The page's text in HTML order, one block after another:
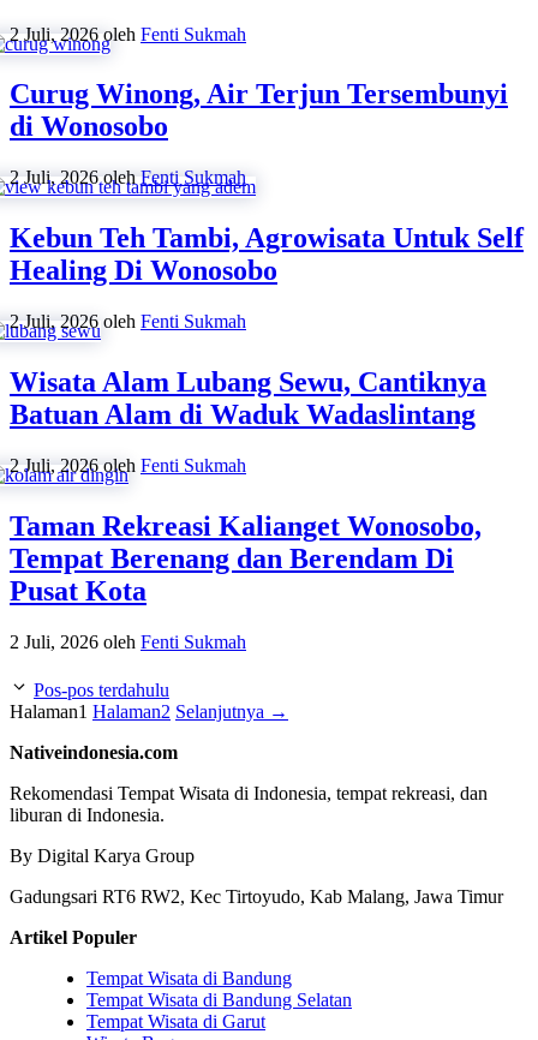
2 Juli, 2026 oleh Fenti Sukmah
Curug Winong, Air Terjun Tersembunyi
di Wonosobo
2 Juli, 2026 olehFenti Sukmah
Kebun Teh Tambi, Agrowisata Untuk Self
Healing Di Wonosobo
2 Juli, 2026 oleh Fenti Sukmah
Wisata Alam Lubang Sewu, Cantiknya
Batuan Alam di Waduk Wadaslintang
2 Juli, 2026 oleh Fenti Sukmah
Taman Rekreasi Kalianget Wonosobo,
Tempat Berenang dan Berendam Di
Pusat Kota
2 Juli, 2026 oleh Fenti Sukmah
Pos-pos terdahulu
Halaman1 Halaman2 Selanjutnya →
Nativeindonesia.com
Rekomendasi Tempat Wisata di Indonesia, tempat rekreasi, dan
liburan di Indonesia.
By Digital Karya Group
Gadungsari RT6 RW2, Kec Tirtoyudo, Kab Malang, Jawa Timur
Artikel Populer
Tempat Wisata di Bandung
Tempat Wisata di Bandung Selatan
Tempat Wisata di Garut